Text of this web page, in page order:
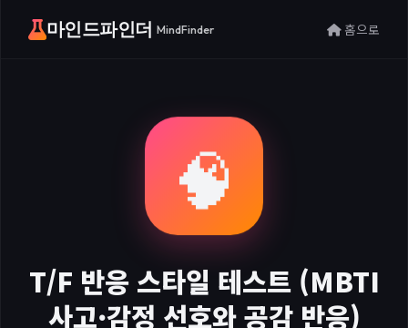
마인드파인더 MindFinder 홈으로
🧠
T/F 반응 스타일 테스트 (MBTI
사고·감정 선호와 공감 반응)